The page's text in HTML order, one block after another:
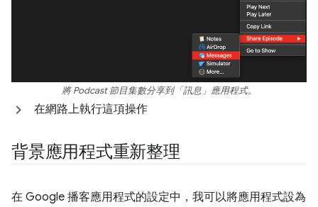
將 Podcast 節目集數分享到「訊息」應用程式。
在網路上執行這項操作
背景應用程式重新整理
在 Google 播客應用程式的設定中，我可以將應用程式設為